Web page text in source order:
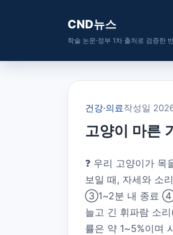
CND뉴스
학술 논문·정부 1차 출처로 검증한
건강·의료작성일
고양이 마른
❓ 우리 고양이가
보일 때, 자세와 소
③1~2분 내 종료 ④
늘고 긴 휘파람 소
률은 약 1~5%이며